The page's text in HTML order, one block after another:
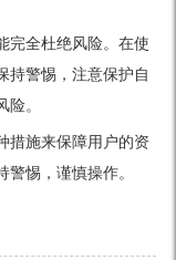
完全杜绝风险。在使
持警惕，注意保护自
。
措施来保障用户的资
惕，谨慎操作。